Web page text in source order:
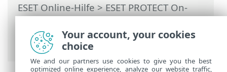
ESET Online-Hilfe>ESET PROTECT On-
Prem>Installieren>
Komponenteninstallation unter Windows
> Microsoft SQL Server – Anforderungen
Your account, your cookies
choice
We and our partners use cookies to give you the best
optimized online experience, analyze our website traffic,